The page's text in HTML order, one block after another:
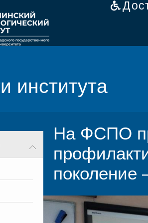
института
На ФСПО
поколение